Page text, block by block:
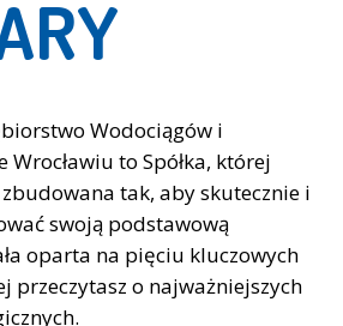
Wodociągów i
Wrocławiu to Spółka, której
tak, aby skutecznie i
swoją podstawową
oparta na pięciu kluczowych
przeczytasz o najważniejszych